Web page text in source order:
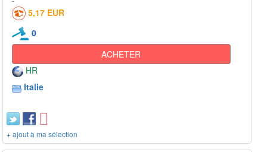
5,17 EUR
0
ACHETER
HR
Italie
+ ajout à ma sélection